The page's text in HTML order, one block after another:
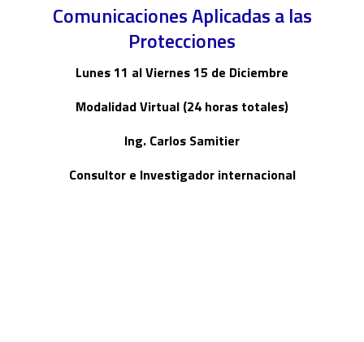
Comunicaciones Aplicadas a las
Protecciones
Lunes 11 al Viernes 15 de Diciembre
Modalidad Virtual (24 horas totales)
Ing. Carlos Samitier
Consultor e Investigador internacional